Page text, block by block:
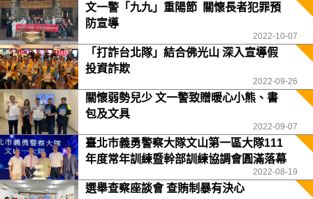
文一警「九九」重陽節 關懷長者犯罪預
防宣導
2022-10-07
「打詐台北隊」結合佛光山 深入宣導假
投資詐欺
2022-09-26
關懷弱勢兒少 文一警致贈暖心小熊、書
包及文具
2022-09-07
臺北市義勇警察大隊文山第一區大隊111
年度常年訓練暨幹部訓練協調會圓滿落幕
2022-08-19
選舉查察座談會 查賄制暴有決心